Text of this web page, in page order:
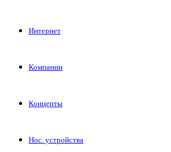
Интернет
Компании
Концепты
Нос. устройства